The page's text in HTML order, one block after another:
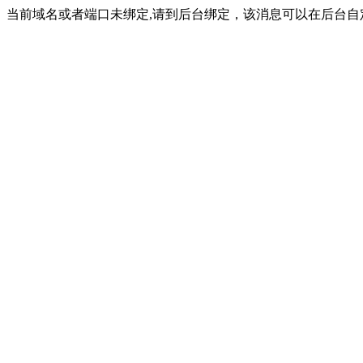
当前域名或者端口未绑定,请到后台绑定，该消息可以在后台自